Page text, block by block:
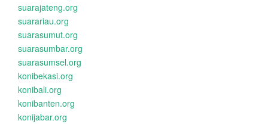
suarajateng.org
suarariau.org
suarasumut.org
suarasumbar.org
suarasumsel.org
konibekasi.org
konibali.org
konibanten.org
konijabar.org